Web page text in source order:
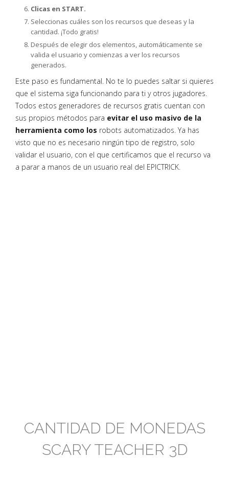
Clicas en START.
Seleccionas cuáles son los recursos que deseas y la
cantidad. ¡Todo gratis!
Después de elegir dos elementos, automáticamente se
valida el usuario y comienzas a ver los recursos
generados.
Este paso es fundamental. No te lo puedes saltar si quieres
que el sistema siga funcionando para ti y otros jugadores.
Todos estos generadores de recursos gratis cuentan con
sus propios métodos para evitar el uso masivo de la
herramienta como los robots automatizados. Ya has
visto que no es necesario ningún tipo de registro, solo
validar el usuario, con el que certificamos que el recurso va
a parar a manos de un usuario real del EPICTRICK.
CANTIDAD DE MONEDAS
SCARY TEACHER 3D